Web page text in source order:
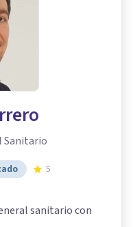
Sanitario
5
sanitario con